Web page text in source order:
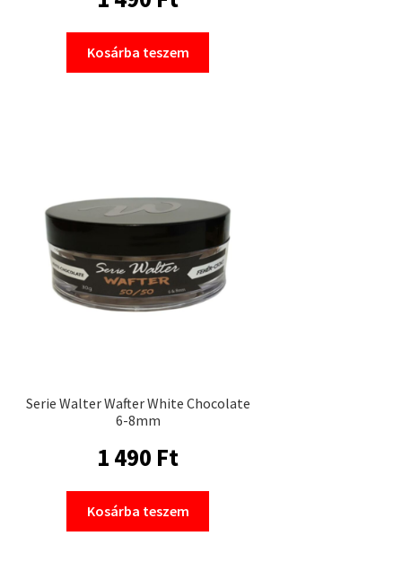
Kosárba teszem
Serie Walter Wafter White Chocolate
6-8mm
1 490 Ft
Kosárba teszem